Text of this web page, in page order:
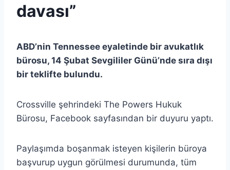
davası”
ABD’nin Tennessee eyaletinde bir avukatlık
bürosu, 14 Şubat Sevgililer Günü’nde sıra dışı
bir teklifte bulundu.
Crossville şehrindeki The Powers Hukuk
Bürosu, Facebook sayfasından bir duyuru yaptı.
Paylaşımda boşanmak isteyen kişilerin büroya
başvurup uygun görülmesi durumunda, tüm